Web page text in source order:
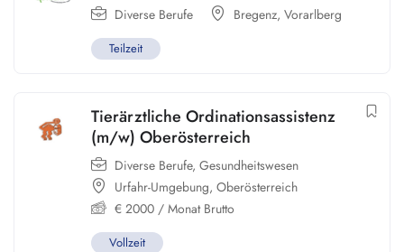
Diverse Berufe Bregenz, Vorarlberg
Teilzeit
Tierärztliche Ordinationsassistenz
(m/w) Oberösterreich
Diverse Berufe, Gesundheitswesen
Urfahr-Umgebung, Oberösterreich
€ 2000 / Monat Brutto
Vollzeit